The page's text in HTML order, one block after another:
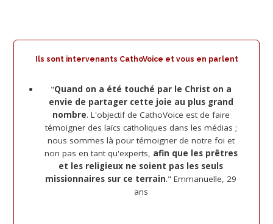
Ils sont intervenants CathoVoice et vous en parlent
"Quand on a été touché par le Christ on a
envie de partager cette joie au plus grand
nombre. L'objectif de CathoVoice est de faire
témoigner des laïcs catholiques dans les médias ;
nous sommes là pour témoigner de notre foi et
non pas en tant qu'experts, afin que les prêtres
et les religieux ne soient pas les seuls
missionnaires sur ce terrain." Emmanuelle, 29
ans